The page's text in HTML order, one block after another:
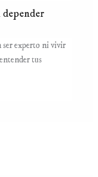
depender
ser experto ni vivir
tus